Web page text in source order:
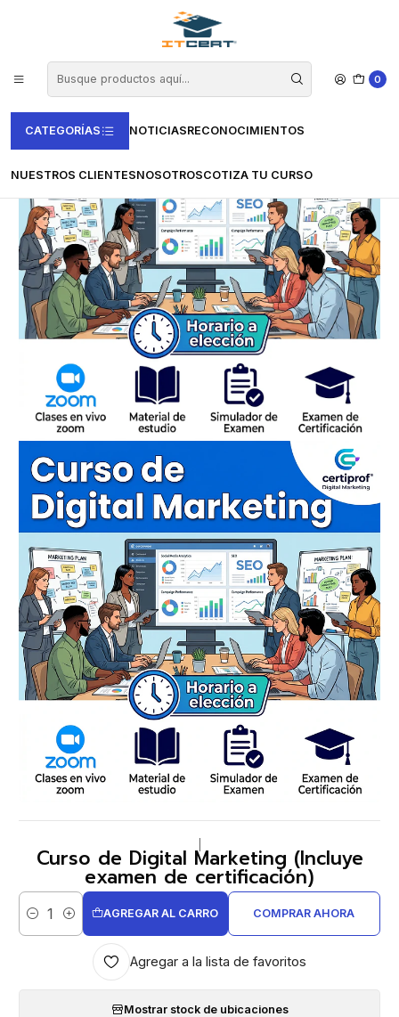
0
CATEGORÍAS NOTICIASRECONOCIMIENTOS
NUESTROS CLIENTESNOSOTROSCOTIZA TU CURSO
Certiprof
Curso de Digital Marketing (Incluye examen de certificación)
Curso de Digital Marketing (Incluye
examen de certificación)
Cantidad
AGREGAR AL CARRO COMPRAR AHORA
Agregar a la lista de favoritos
Mostrar stock de ubicaciones